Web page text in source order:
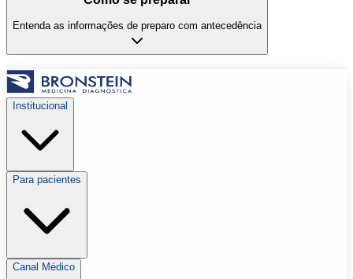
Entenda as informações de preparo com antecedência
Institucional
Para pacientes
Canal Médico